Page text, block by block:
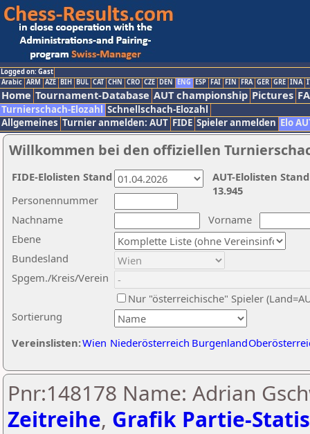
Logged on: Gast
Arabic ARM AZE BIH BUL CAT CHN CRO CZE DEN ENG ESP FAI FIN FRA GER GRE INA
Home Tournament-Database AUT championship Pictures
Turnierschach-Elozahl Schnellschach-Elozahl
Allgemeines Turnier anmelden: AUT FIDE Spieler anmelden Elo
Willkommen bei den offiziellen
Nachname
Vorname
Ebene
Sortierung
Personennummer
Bundesland
Spgem./Kreis/Verein
Nur "österreichische" Spieler
Vereinslisten:Wien Niederösterreich Burgenland
AUT-Elolisten
13.945
FIDE-Elolisten Stand
Pnr:148178 Name: Adrian
Zeitreihe, Grafik Partie-